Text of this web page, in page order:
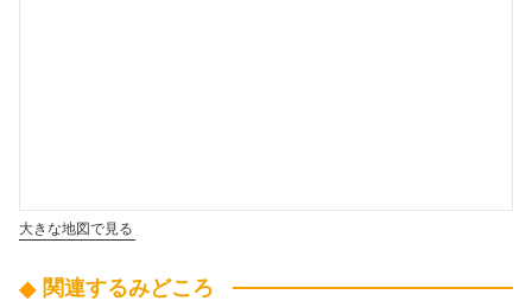
大きな地図で見る
関連するみどころ